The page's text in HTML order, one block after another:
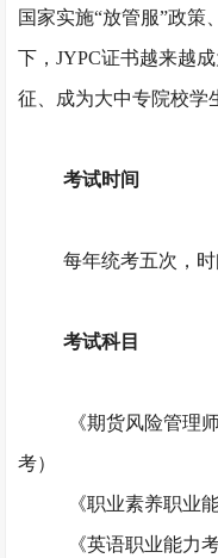
国家实施“放管服”政策
下，JYPC证书越来越
征、成为大中专院校学
考试时间
每年统考五次，
考试科目
《期货风险管理
考）
《职业素养职业
《英语职业能力